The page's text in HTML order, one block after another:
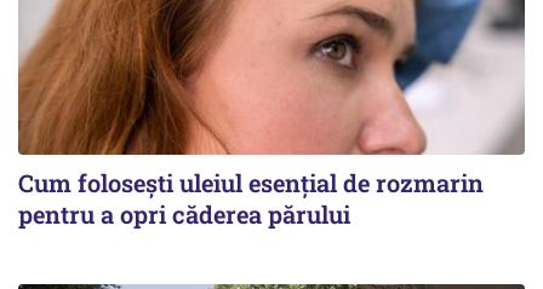
Cum folosești uleiul esențial de rozmarin
pentru a opri căderea părului